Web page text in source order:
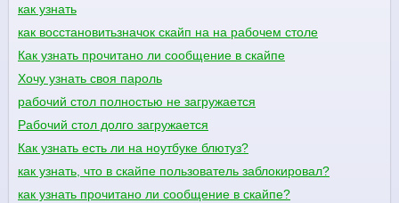
как узнать
как восстановитьзначок скайп на на рабочем столе
Как узнать прочитано ли сообщение в скайпе
Хочу узнать своя пароль
рабочий стол полностью не загружается
Рабочий стол долго загружается
Как узнать есть ли на ноутбуке блютуз?
как узнать, что в скайпе пользователь заблокировал?
как узнать прочитано ли сообщение в скайпе?